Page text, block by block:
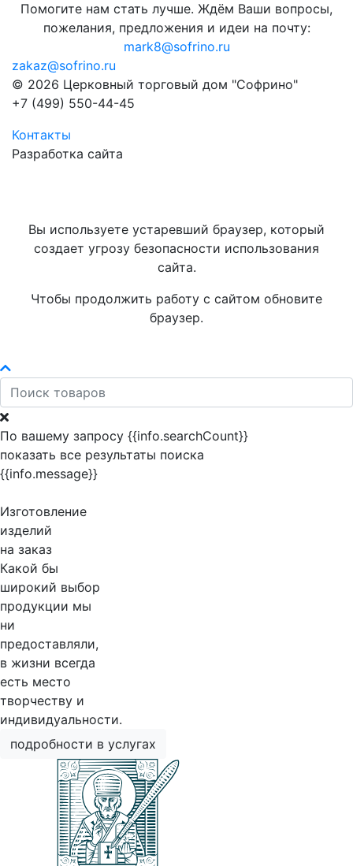
Помогите нам стать лучше. Ждём Ваши вопросы,
пожелания, предложения и идеи на почту:
mark8@sofrino.ru
zakaz@sofrino.ru
© 2026 Церковный торговый дом "Софрино"
+7 (499) 550-44-45
Контакты
Разработка сайта
Вы используете устаревший браузер, который
создает угрозу безопасности использования
сайта.
Чтобы продолжить работу с сайтом обновите
браузер.
По вашему запросу {{info.searchCount}}
показать все результаты поиска
{{info.message}}
Изготовление
изделий
на заказ
Какой бы
широкий выбор
продукции мы
ни
предоставляли,
в жизни всегда
есть место
творчеству и
индивидуальности.
подробности в услугах